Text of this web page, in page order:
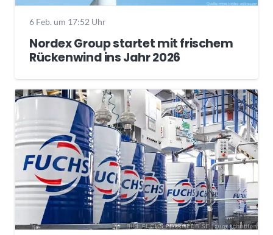
6 Feb. um 17:52 Uhr
Nordex Group startet mit frischem
Rückenwind ins Jahr 2026